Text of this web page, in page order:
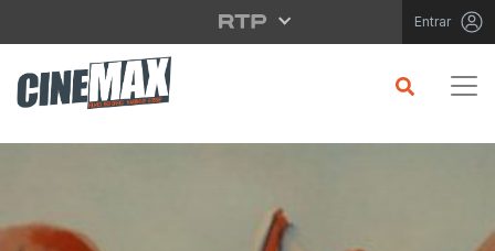
Saltar para o conteúdo principal Entrar